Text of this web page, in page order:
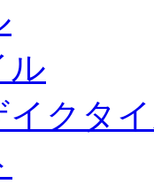
ル
イクタ